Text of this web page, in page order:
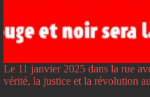
Le 11 janvier 2025 dans la rue
vérité, la justice et la révolution